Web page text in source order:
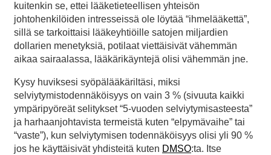
kuitenkin se, ettei lääketieteellisen yhteisön
johtohenkilöiden intresseissä ole löytää “ihmelääkettä”,
sillä se tarkoittaisi lääkeyhtiöille satojen miljardien
dollarien menetyksiä, potilaat viettäisivät vähemmän
aikaa sairaalassa, lääkärikäyntejä olisi vähemmän jne.
Kysy huviksesi syöpälääkäriltäsi, miksi
selviytymistodennäköisyys on vain 3 % (sivuuta kaikki
ympäripyöreät selitykset “5-vuoden selviytymisasteesta”
ja harhaanjohtavista termeistä kuten “elpymävaihe” tai
“vaste”), kun selviytymisen todennäköisyys olisi yli 90 %
jos he käyttäisivät yhdisteitä kuten DMSO:ta. Itse